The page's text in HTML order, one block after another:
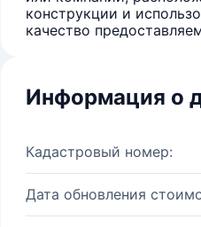
конструкции и
качество
Информация о
Кадастровый номер:
Дата обновления